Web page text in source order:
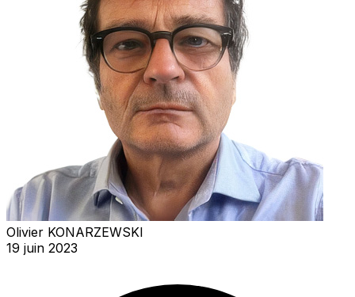
Olivier KONARZEWSKI
19 juin 2023